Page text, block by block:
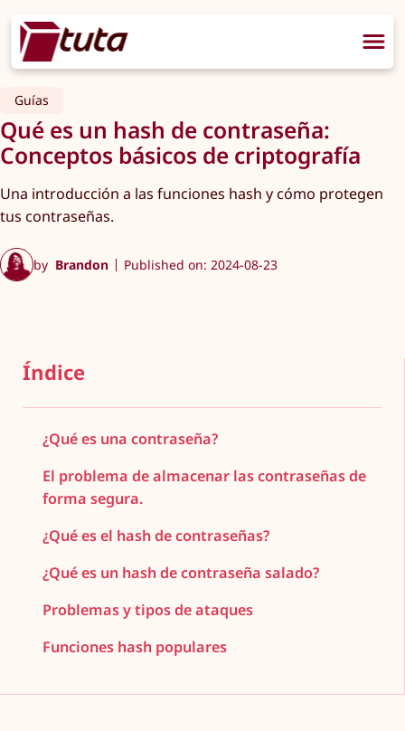
Guías
Qué es un hash de contraseña:
Conceptos básicos de criptografía
Una introducción a las funciones hash y cómo protegen
tus contraseñas.
by Brandon Published on: 2024-08-23
Índice
¿Qué es una contraseña?
El problema de almacenar las contraseñas de
forma segura.
¿Qué es el hash de contraseñas?
¿Qué es un hash de contraseña salado?
Problemas y tipos de ataques
Funciones hash populares